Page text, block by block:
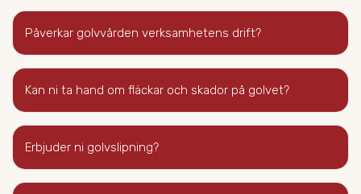
Påverkar golvvården verksamhetens drift?
Kan ni ta hand om fläckar och skador på golvet?
Erbjuder ni golvslipning?